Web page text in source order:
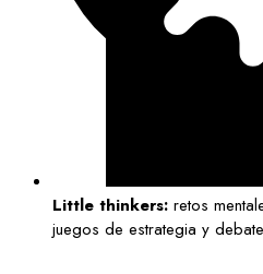
Little thinkers: retos
juegos de estrategia y